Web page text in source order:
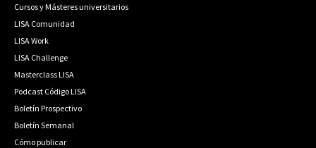
Cursos y Másteres universitarios
LISA Comunidad
LISA Work
LISA Challenge
Masterclass LISA
Podcast Código LISA
Boletín Prospectivo
Boletín Semanal
Cómo publicar